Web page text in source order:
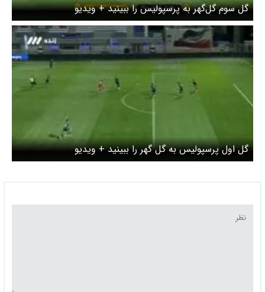
گل سوم گل‌گهر به پرسپولیس را ببینید + ویدیو
گل اول پرسپولیس به گل گهر را ببینید + ویدیو